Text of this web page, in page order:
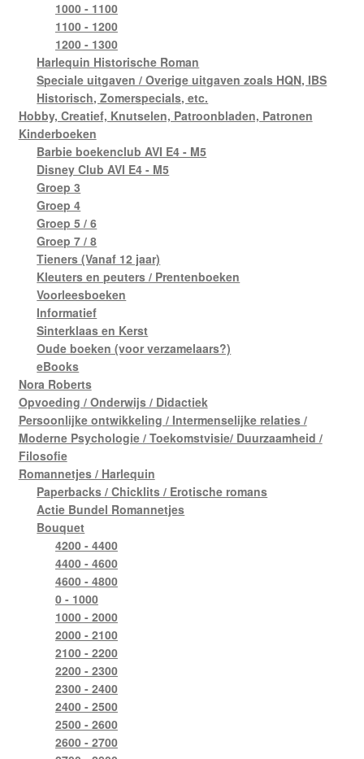
1000 - 1100
1100 - 1200
1200 - 1300
Harlequin Historische Roman
Speciale uitgaven / Overige uitgaven zoals HQN, IBS
Historisch, Zomerspecials, etc.
Hobby, Creatief, Knutselen, Patroonbladen, Patronen
Kinderboeken
Barbie boekenclub AVI E4 - M5
Disney Club AVI E4 - M5
Groep 3
Groep 4
Groep 5 / 6
Groep 7 / 8
Tieners (Vanaf 12 jaar)
Kleuters en peuters / Prentenboeken
Voorleesboeken
Informatief
Sinterklaas en Kerst
Oude boeken (voor verzamelaars?)
eBooks
Nora Roberts
Opvoeding / Onderwijs / Didactiek
Persoonlijke ontwikkeling / Intermenselijke relaties /
Moderne Psychologie / Toekomstvisie/ Duurzaamheid /
Filosofie
Romannetjes / Harlequin
Paperbacks / Chicklits / Erotische romans
Actie Bundel Romannetjes
Bouquet
4200 - 4400
4400 - 4600
4600 - 4800
0 - 1000
1000 - 2000
2000 - 2100
2100 - 2200
2200 - 2300
2300 - 2400
2400 - 2500
2500 - 2600
2600 - 2700